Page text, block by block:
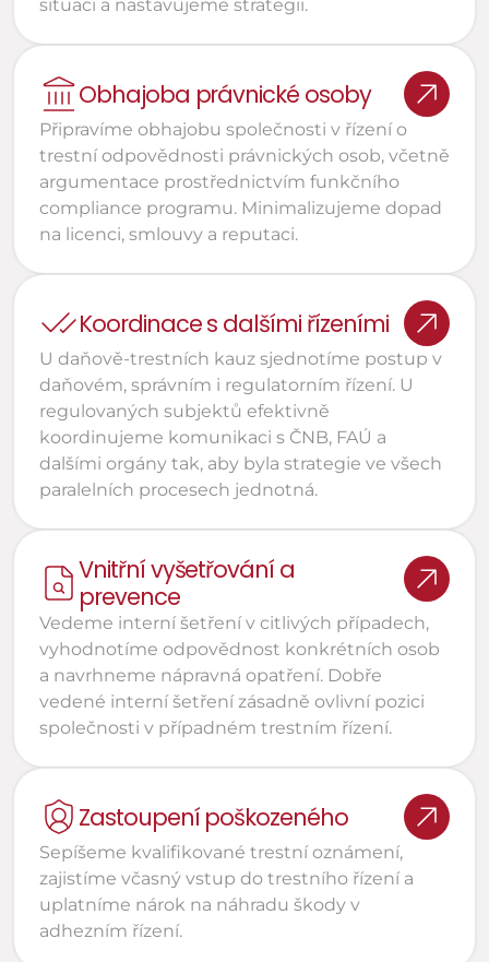
situaci a nastavujeme strategii.
Obhajoba právnické osoby
Připravíme obhajobu společnosti v řízení o
trestní odpovědnosti právnických osob, včetně
argumentace prostřednictvím funkčního
compliance programu. Minimalizujeme dopad
na licenci, smlouvy a reputaci.
Koordinace s dalšími řízeními
U daňově-trestních kauz sjednotíme postup v
daňovém, správním i regulatorním řízení. U
regulovaných subjektů efektivně
koordinujeme komunikaci s ČNB, FAÚ a
dalšími orgány tak, aby byla strategie ve všech
paralelních procesech jednotná.
Vnitřní vyšetřování a
prevence
Vedeme interní šetření v citlivých případech,
vyhodnotíme odpovědnost konkrétních osob
a navrhneme nápravná opatření. Dobře
vedené interní šetření zásadně ovlivní pozici
společnosti v případném trestním řízení.
Zastoupení poškozeného
Sepíšeme kvalifikované trestní oznámení,
zajistíme včasný vstup do trestního řízení a
uplatníme nárok na náhradu škody v
adhezním řízení.